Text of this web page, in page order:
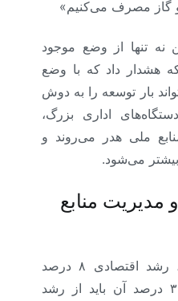
و گاز مصرف می‌کنیم»
تنها از وضع موجود
هشدار داد که با وضع
بار توسعه را به دوش
اداری بزرگ،
ملی هدر می‌روند و
می‌شود.
مدیریت منابع
در برنامه هفتم پیشرفت، رشد اقتصادی ۸ درصد